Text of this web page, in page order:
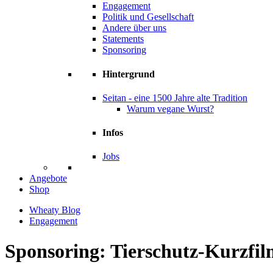
Engagement
Politik und Gesellschaft
Andere über uns
Statements
Sponsoring
Hintergrund
Seitan - eine 1500 Jahre alte Tradition
Warum vegane Wurst?
Infos
Jobs
Angebote
Shop
Wheaty Blog
Engagement
Sponsoring: Tierschutz-